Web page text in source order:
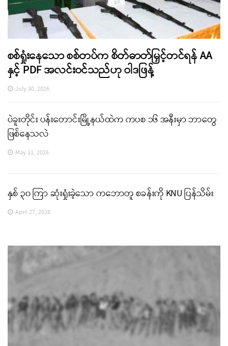
စစ်ရှုံးနေသော စစ်တပ်က စိတ်ဓာတ်မြှင့်တင်ရန် AA
နှင့် PDF အလင်းဝင်သည်ဟု ဝါဒဖြန့်
July 30, 2026
ပဲခူးတိုင်း ပန်းတောင်းမြို့နယ်ထဲက ကပစ ၁၆ အနီးမှာ ဘာတွေ
ဖြစ်နေသလဲ
May 11, 2026
နှစ် ၃၀ ကြာ ဆုံးရှုံးခဲ့သော ကဘောတူ စခန်းကို KNU ပြန်သိမ်း
April 27, 2026